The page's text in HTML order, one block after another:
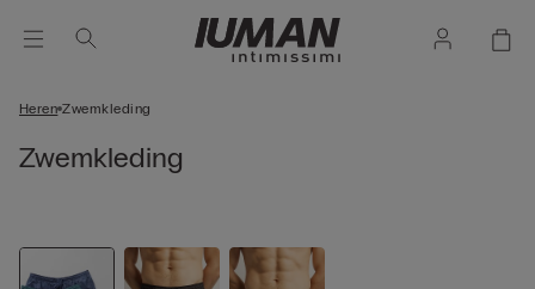
Heren Zwemkleding
Zwemkleding